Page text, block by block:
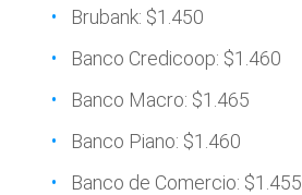
Brubank: $1.450
Banco Credicoop: $1.460
Banco Macro: $1.465
Banco Piano: $1.460
Banco de Comercio: $1.455